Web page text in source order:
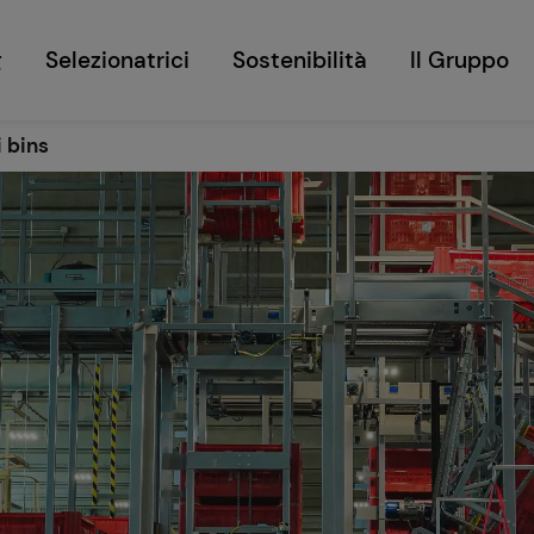
Selezionatrici Sostenibilità Il Gruppo
bins